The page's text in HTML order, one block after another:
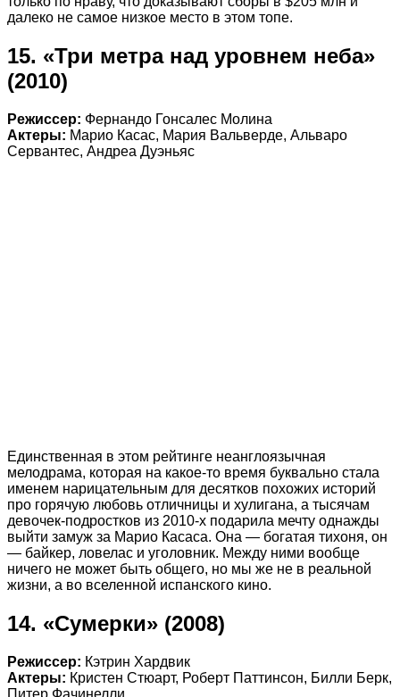
далеко не самое низкое место в этом топе.
15. «Три метра над уровнем неба»
(2010)
Режиссер: Фернандо Гонсалес Молина
Актеры: Марио Касас, Мария Вальверде, Альваро
Сервантес, Андреа Дуэньяс
Единственная в этом рейтинге неанглоязычная
мелодрама, которая на какое-то время буквально стала
именем нарицательным для десятков похожих историй
про горячую любовь отличницы и хулигана, а тысячам
девочек-подростков из 2010-х подарила мечту однажды
выйти замуж за Марио Касаса. Она — богатая тихоня, он
— байкер, ловелас и уголовник. Между ними вообще
ничего не может быть общего, но мы же не в реальной
жизни, а во вселенной испанского кино.
14. «Сумерки» (2008)
Режиссер: Кэтрин Хардвик
Актеры: Кристен Стюарт, Роберт Паттинсон, Билли Берк,
Питер Фачинелли